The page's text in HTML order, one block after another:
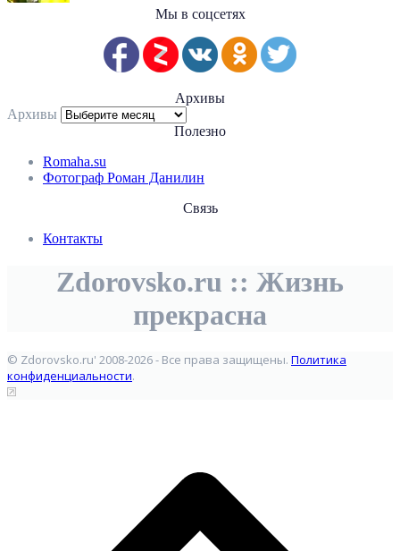
Мы в соцсетях
Архивы
Архивы
Полезно
Romaha.su
Фотограф Роман Данилин
Связь
Контакты
Zdorovsko.ru :: Жизнь
прекрасна
© Zdorovsko.ru' 2008-2026 - Все права защищены. Политика
конфиденциальности.